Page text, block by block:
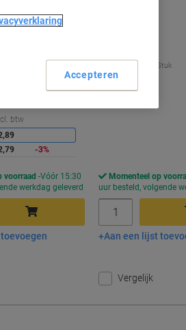
btw
-3%
voorraad Vóór 15:30
werkdag geleverd
winkelwagen
€ 2,99 Stuk
€ 3,62 Incl. btw
Momenteel op
uur besteld, volgende
In
Aan een lijst
Vergelijk
Accepteren